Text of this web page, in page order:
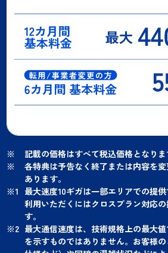
記載の価格はすべて税込価格となりま
各特典は予告なく終了または内容を
あります。
最大速度10ギガは一部エリアでの提
利用いただくにはクロスプラン対応
す。
最大通信速度は、技術規格上の最大
を示すものではありません。お客様